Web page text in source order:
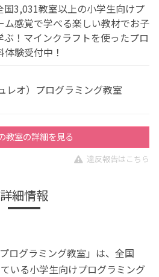
3,031教室以上の小学生向けプ
ム感覚で学べる楽しい教材でお子
！マインクラフトを使ったプロ
験受付中！
レオ）プログラミング教室
教室の詳細を見る
違反報告はこちら
詳細情報
ログラミング教室」は、全国
いる小学生向けプログラミング